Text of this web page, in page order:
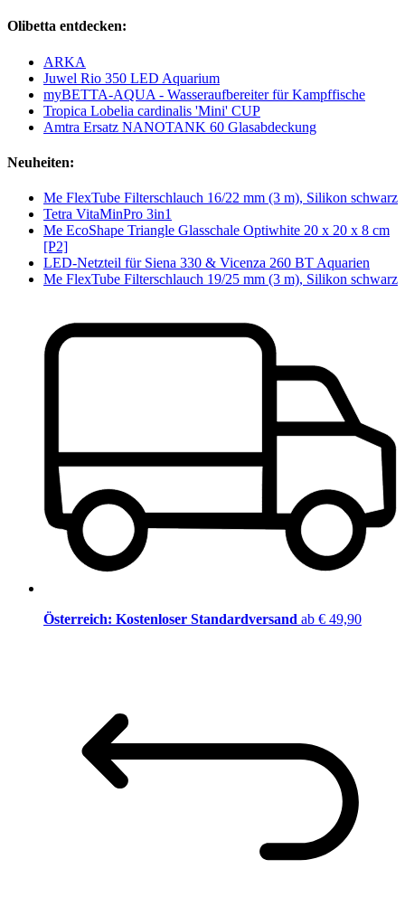
Olibetta entdecken:
ARKA
Juwel Rio 350 LED Aquarium
myBETTA-AQUA - Wasseraufbereiter für Kampffische
Tropica Lobelia cardinalis 'Mini' CUP
Amtra Ersatz NANOTANK 60 Glasabdeckung
Neuheiten:
Me FlexTube Filterschlauch 16/22 mm (3 m), Silikon schwarz
Tetra VitaMinPro 3in1
Me EcoShape Triangle Glasschale Optiwhite 20 x 20 x 8 cm
[P2]
LED-Netzteil für Siena 330 & Vicenza 260 BT Aquarien
Me FlexTube Filterschlauch 19/25 mm (3 m), Silikon schwarz
Österreich: Kostenloser Standardversand ab € 49,90